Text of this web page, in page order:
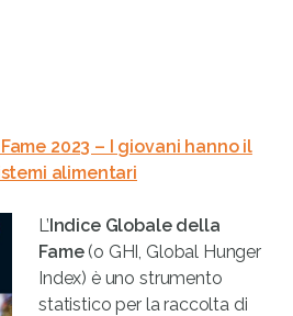
2023 – I giovani hanno il
alimentari
L’Indice Globale della
Fame (o GHI, Global Hunger
Index) è uno strumento
statistico per la raccolta di